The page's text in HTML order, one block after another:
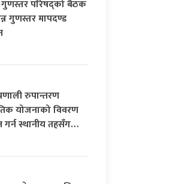
परिषद्को बैठक
गुणस्तर मापदण्ड
रुपान्तरण
योजनाको विवरण
गर्न स्थानीय तहसँग…